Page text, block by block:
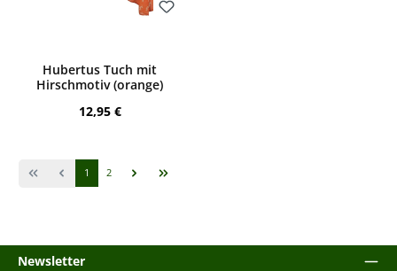
Hubertus Tuch mit
Hirschmotiv (orange)
Regulärer Preis:
12,95 €
Seite
1 Seite
2
Newsletter